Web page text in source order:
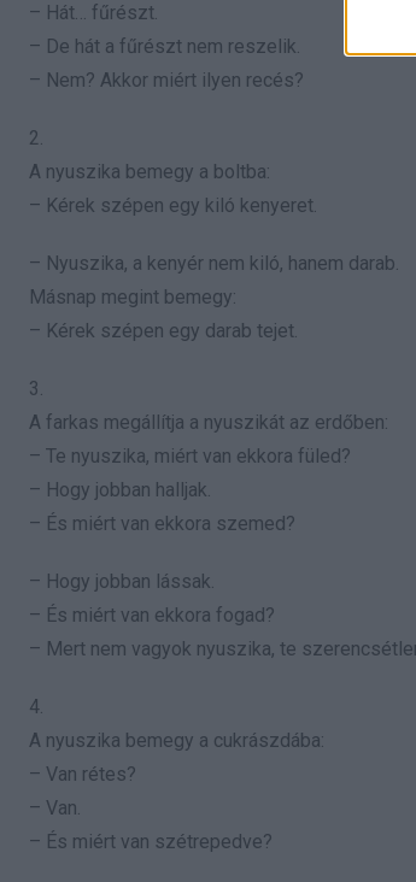
– Hát… fűrészt.
– De hát a fűrészt nem reszelik.
– Nem? Akkor miért ilyen recés?
2.
A nyuszika bemegy a boltba:
– Kérek szépen egy kiló kenyeret.
– Nyuszika, a kenyér nem kiló, hanem darab.
Másnap megint bemegy:
– Kérek szépen egy darab tejet.
3.
A farkas megállítja a nyuszikát az erdőben:
– Te nyuszika, miért van ekkora füled?
– Hogy jobban halljak.
– És miért van ekkora szemed?
– Hogy jobban lássak.
– És miért van ekkora fogad?
– Mert nem vagyok nyuszika, te
4.
A nyuszika bemegy a cukrászdába:
– Van rétes?
– Van.
– És miért van szétrepedve?